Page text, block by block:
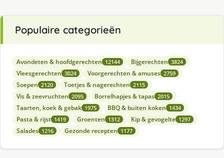
Populaire categorieën
Avondeten & hoofdgerechten 12144 Bijgerechten 3824
Vleesgerechten 3024 Voorgerechten & amuses 2759
Soepen 2120 Toetjes & nagerechten 2115
Vis & zeevruchten 2095 Borrelhapjes & tapas 2015
Taarten, koek & gebak 1975 BBQ & buiten koken 1434
Pasta & rijst 1419 Groenten 1312 Kip & gevogelte 1297
Salades 1216 Gezonde recepten 1177